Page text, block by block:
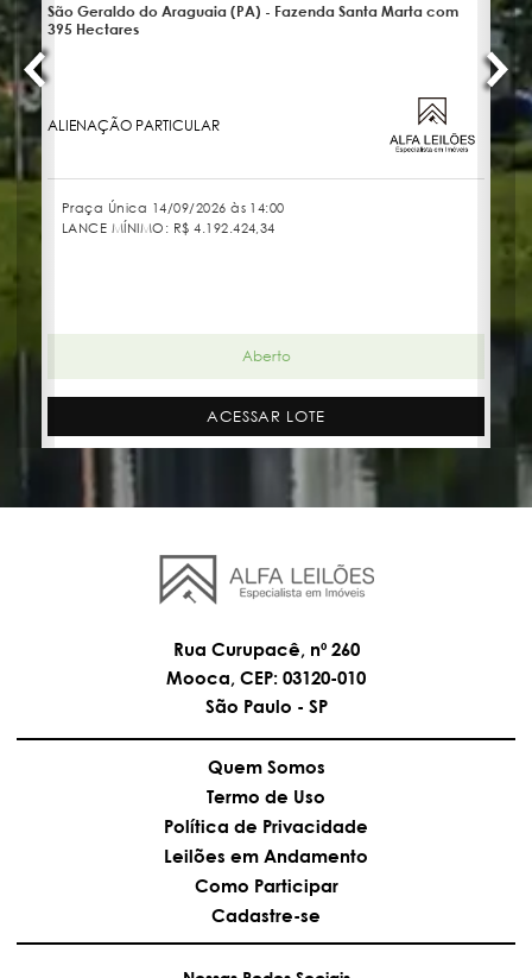
São Geraldo do Araguaia (PA) - Fazenda Santa Marta com
395 Hectares
ALIENAÇÃO PARTICULAR
Praça Única 14/09/2026 às 14:00
LANCE MÍNIMO: R$ 4.192.424,34
Aberto
ACESSAR LOTE
Rua Curupacê, nº 260
Mooca, CEP: 03120-010
São Paulo - SP
Quem Somos
Termo de Uso
Política de Privacidade
Leilões em Andamento
Como Participar
Cadastre-se